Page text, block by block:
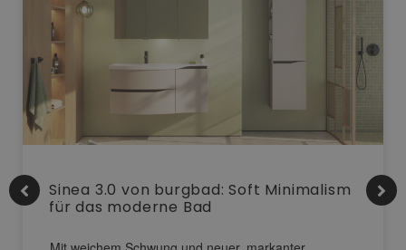
Sinea 3.0 von burgbad: Soft Minimalism
für das moderne Bad